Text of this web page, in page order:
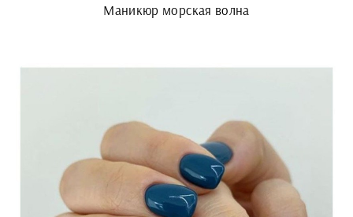
Маникюр морская волна